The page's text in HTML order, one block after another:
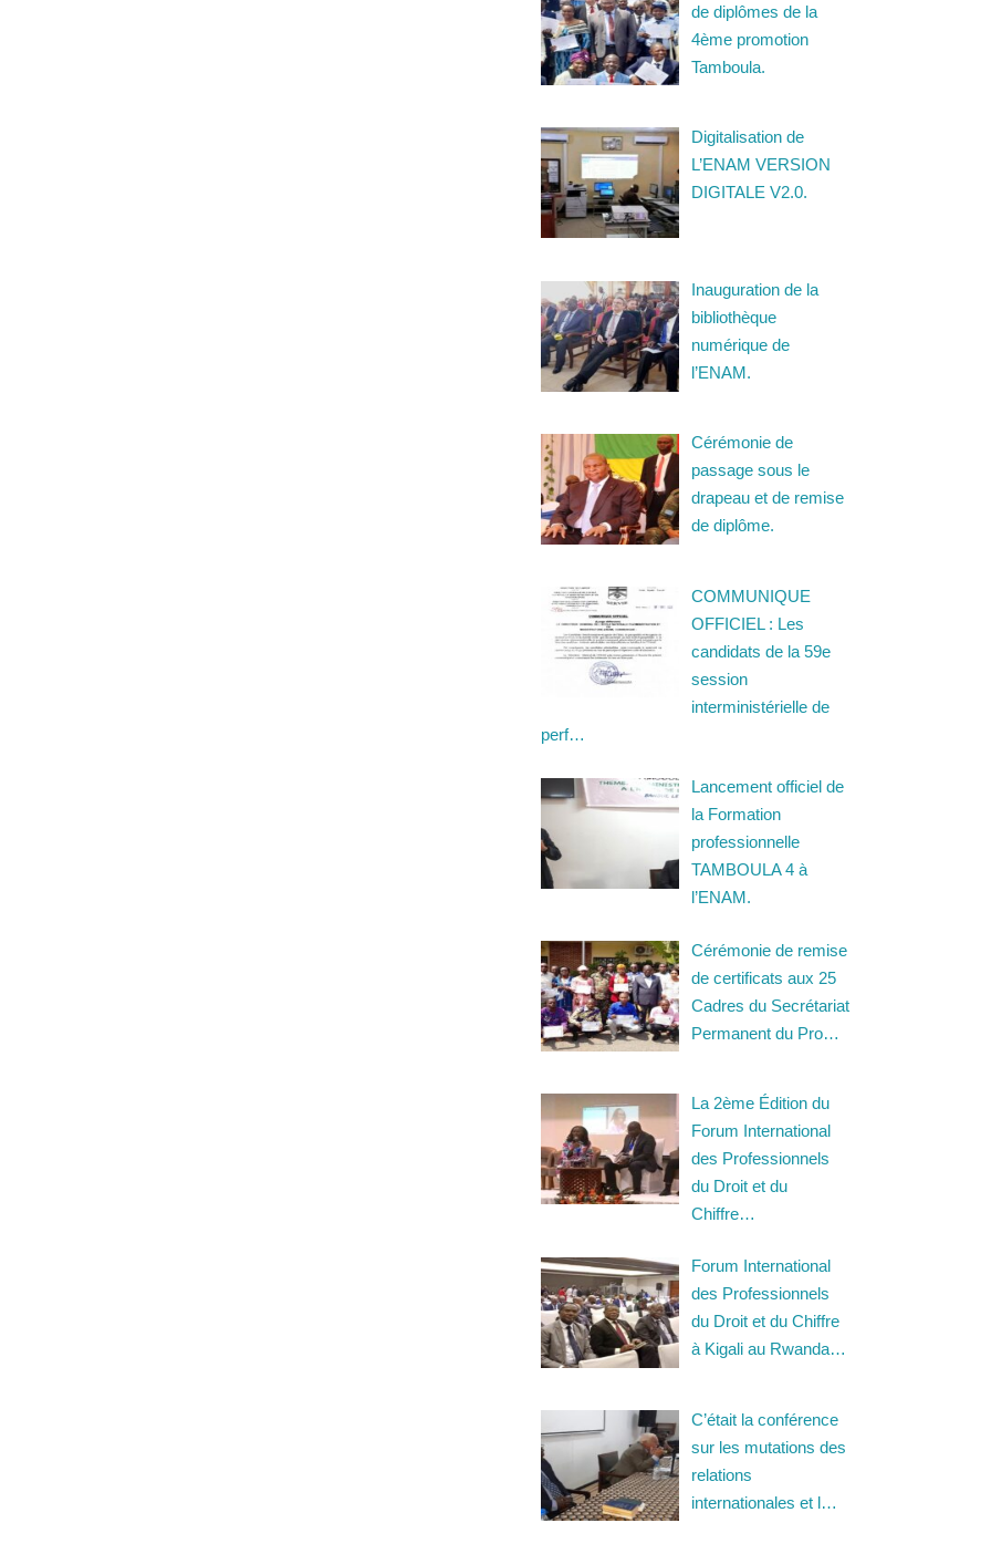
de diplômes de la
4ème promotion
Tamboula.
Digitalisation de
L’ENAM VERSION
DIGITALE V2.0.
Inauguration de la
bibliothèque
numérique de
l’ENAM.
Cérémonie de
passage sous le
drapeau et de remise
de diplôme.
COMMUNIQUE
OFFICIEL : Les
candidats de la 59e
session
interministérielle de
perf…
Lancement officiel de
la Formation
professionnelle
TAMBOULA 4 à
l’ENAM.
Cérémonie de remise
de certificats aux 25
Cadres du Secrétariat
Permanent du Pro…
La 2ème Édition du
Forum International
des Professionnels
du Droit et du
Chiffre…
Forum International
des Professionnels
du Droit et du Chiffre
à Kigali au Rwanda…
C’était la conférence
sur les mutations des
relations
internationales et l…